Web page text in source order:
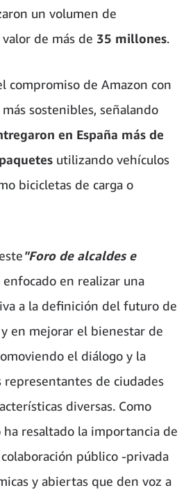
un volumen de
de más de 35 millones.
compromiso de Amazon con
sostenibles, señalando
en España más de
utilizando vehículos
bicicletas de carga o
"Foro de alcaldes e
en realizar una
a la definición del futuro de
en mejorar el bienestar de
el diálogo y la
de ciudades
diversas. Como
ha resaltado la importancia de
público -privada
y abiertas que den voz a